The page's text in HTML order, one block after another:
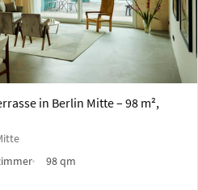
in Berlin Mitte – 98 m²,
98 qm